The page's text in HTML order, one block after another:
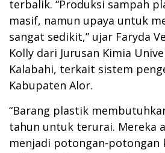
terbalik. “Produksi sampah
masif, namun upaya untuk
sangat sedikit,” ujar Faryda
Kolly dari Jurusan Kimia
Kalabahi, terkait sistem
Kabupaten Alor.
“Barang plastik
tahun untuk terurai. Mereka
menjadi potongan-potongan